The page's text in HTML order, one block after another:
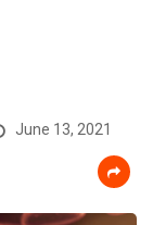
June 13, 2021